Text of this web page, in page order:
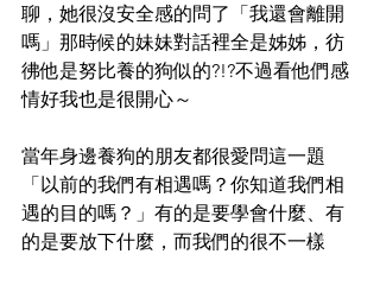
聊，她很沒安全感的問了「我還會離開
嗎」那時候的妹妹對話裡全是姊姊，彷
彿他是努比養的狗似的?!?不過看他們感
情好我也是很開心～
當年身邊養狗的朋友都很愛問這一題
「以前的我們有相遇嗎？你知道我們相
遇的目的嗎？」有的是要學會什麼、有
的是要放下什麼，而我們的很不一樣